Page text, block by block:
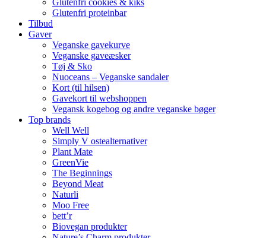
Glutenfri proteinbar
Tilbud
Gaver
Veganske gavekurve
Veganske gaveæsker
Tøj & Sko
Nuoceans – Veganske sandaler
Kort (til hilsen)
Gavekort til webshoppen
Vegansk kogebog og andre veganske bøger
Top brands
Well Well
Simply V ostealternativer
Plant Mate
GreenVie
The Beginnings
Beyond Meat
Naturli
Moo Free
bett’r
Biovegan produkter